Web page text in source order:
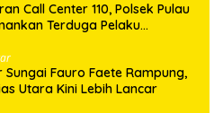
Call Center 110, Polsek Pulau
Terduga Pelaku
Fauro Faete Rampung,
Utara Kini Lebih Lancar